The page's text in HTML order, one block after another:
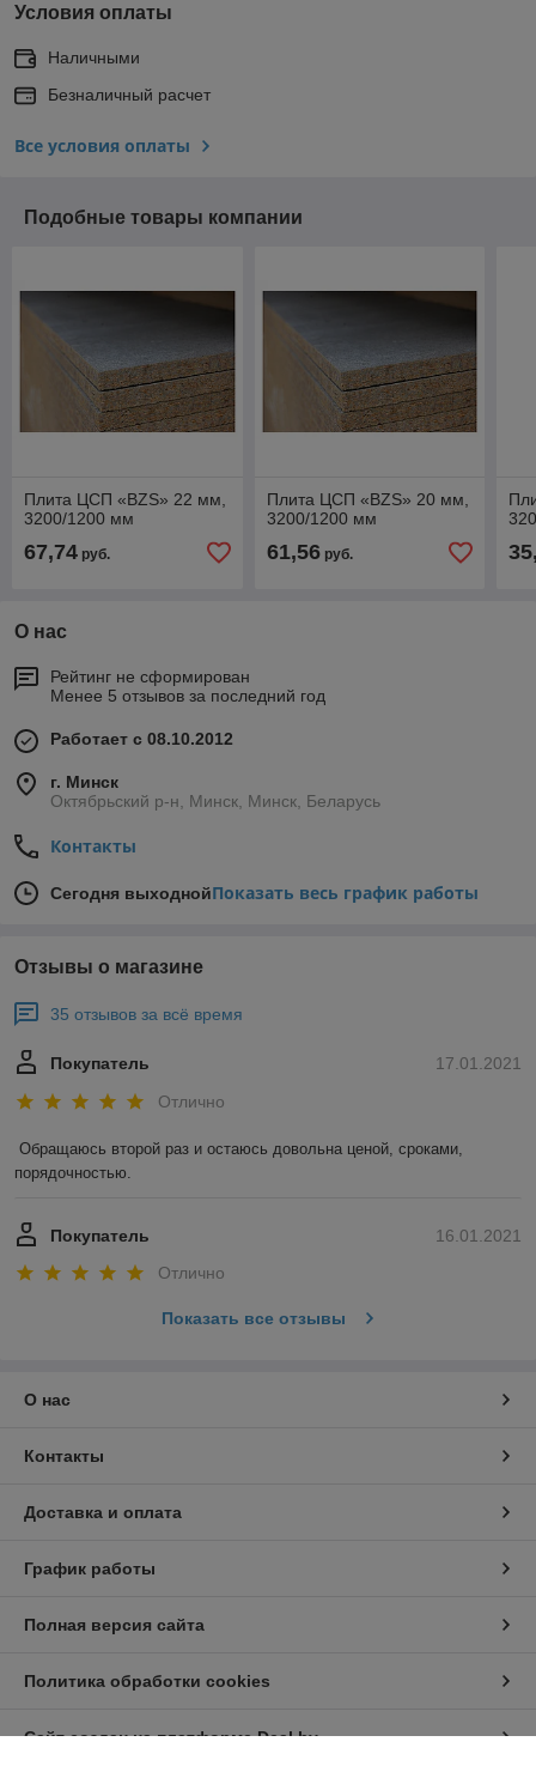
Условия оплаты
Наличными
Безналичный расчет
Все условия оплаты
Подобные товары компании
Плита ЦСП «BZS» 22 мм,
3200/1200 мм
67,74 руб.
Плита ЦСП «BZS» 20 мм,
3200/1200 мм
61,56руб.
О нас
Рейтинг не сформирован
Менее 5 отзывов за последний год
Работает с 08.10.2012
г. Минск
Октябрьский р-н, Минск, Минск, Беларусь
Контакты
Сегодня выходнойПоказать весь график работы
Отзывы о магазине
35 отзывов за всё время
17.01.2021
Покупатель
Отлично
Обращаюсь второй раз и остаюсь довольна ценой, сроками,
порядочностью.
16.01.2021
Покупатель
Отлично
Показать все отзывы
О нас
Контакты
Доставка и оплата
График работы
Полная версия сайта
Политика обработки cookies
Сайт создан на платформе Deal.by